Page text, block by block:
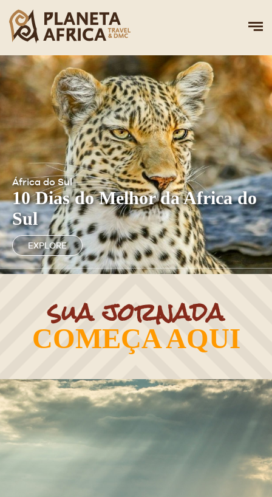
África do Sul
10 Dias do Melhor da Africa do
Sul
EXPLORE
sua jornada
COMEÇA AQUI